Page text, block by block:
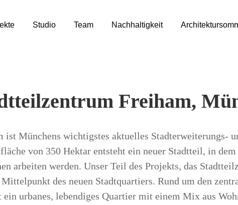
Studio Team Nachhaltigkeit
Freiham,
ist Münchens wichtigstes aktuelles Stadterweiterungs-
von 350 Hektar entsteht ein neuer Stadtteil, in
arbeiten werden. Unser Teil des Projekts, das
des neuen Stadtquartiers. Rund um den
ein urbanes, lebendiges Quartier mit einem Mix aus